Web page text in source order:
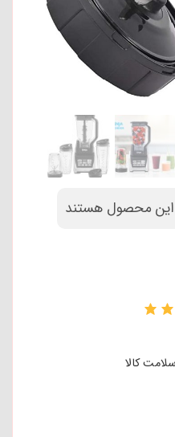
این محصول هستند
کالا